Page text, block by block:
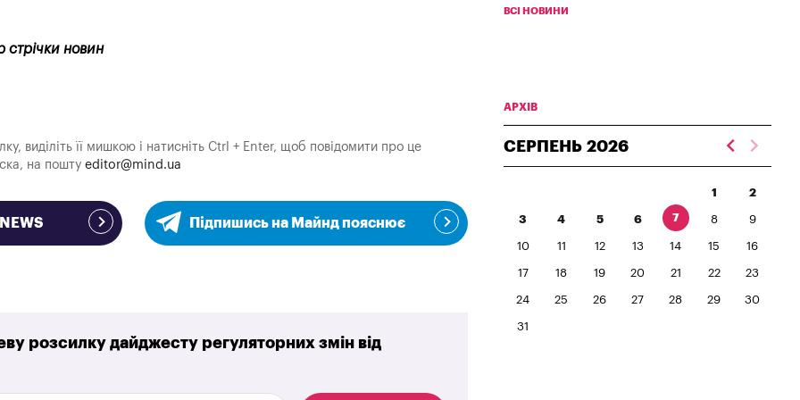
стрічки новин
виділіть її мишкою і натисніть Ctrl + Enter, щоб повідомити про це
на пошту editor@mind.ua
Підпишись на Майнд пояснює
розсилку дайджесту регуляторних змін від
ВСІ НОВИНИ
АРХІВ
СЕРПЕНЬ 2026
1 2
3 4 5 6 7 8 9
10 11 12 13 14 15 16
17 18 19 20 21 22 23
24 25 26 27 28 29 30
31